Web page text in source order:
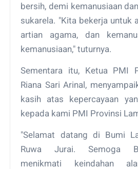
bersih, demi kemanusiaan
sukarela. "Kita bekerja untuk
artian agama, dan
kemanusiaan," tuturnya.
Sementara itu, Ketua PMI
Riana Sari Arinal,
kasih atas kepercayaan
kepada kami PMI Provinsi
"Selamat datang di Bumi
Ruwa Jurai. Semoga
menikmati keindahan